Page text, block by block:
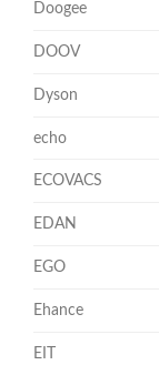
Doogee
DOOV
Dyson
echo
ECOVACS
EDAN
EGO
Ehance
EIT